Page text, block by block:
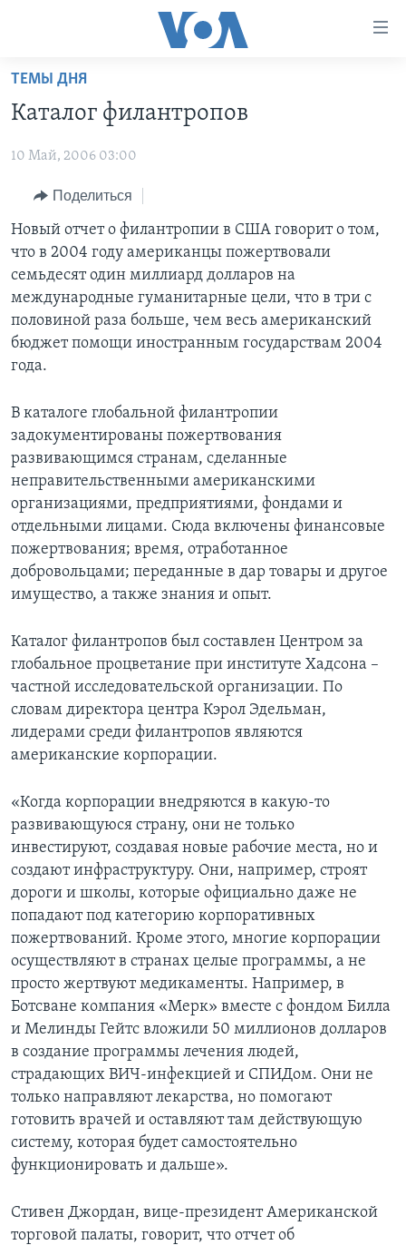
Перейти
основной
Перейти
навигации
Перейти
поиск
ПРОГРАММЫ
АМЕРИКА
НОВОСТИ ЗА МИНУТУ
ИТОГИ
ПОЧЕМУ ЭТО ВАЖНО?
ДИСКУССИЯ VOA
ДЕТАЛИ
ПРОЕКТЫ
УЧИМ АНГЛИЙСКИЙ
НАША АМЕРИКАНСКАЯ ИСТОРИЯ
А КАК В АМЕРИКЕ?
АРТЕФАКТЫ
АМЕРИКАНСКИЕ ГОРОДКИ
ЭКСПЕРТИЗА
ИНТЕРВЬЮ
ФАКТЫ ПРОТИВ ФЕЙКОВ
ЗА СВОБОДУ ПРЕССЫ
УЧИМ АНГЛИЙСКИЙ
ВИДЕО
Learning English
СОЦИАЛЬНЫЕ СЕТИ
Языки
ТЕМЫ ДНЯ
Каталог филантропов
10 Май, 2006 03:00
Поделиться
Новый отчет о филантропии в США говорит о том,
что в 2004 году американцы пожертвовали
семьдесят один миллиард долларов на
международные гуманитарные цели, что в три с
половиной раза больше, чем весь американский
бюджет помощи иностранным государствам 2004
года.
В каталоге глобальной филантропии
задокументированы пожертвования
развивающимся странам, сделанные
неправительственными американскими
организациями, предприятиями, фондами и
отдельными лицами. Сюда включены финансовые
пожертвования; время, отработанное
добровольцами; переданные в дар товары и другое
имущество, а также знания и опыт.
Каталог филантропов был составлен Центром за
глобальное процветание при институте Хадсона –
частной исследовательской организации. По
словам директора центра Кэрол Эдельман,
лидерами среди филантропов являются
американские корпорации.
«Когда корпорации внедряются в какую-то
развивающуюся страну, они не только
инвестируют, создавая новые рабочие места, но и
создают инфраструктуру. Они, например, строят
дороги и школы, которые официально даже не
попадают под категорию корпоративных
пожертвований. Кроме этого, многие корпорации
осуществляют в странах целые программы, а не
просто жертвуют медикаменты. Например, в
Ботсване компания «Мерк» вместе с фондом Билла
и Мелинды Гейтс вложили 50 миллионов долларов
в создание программы лечения людей,
страдающих ВИЧ-инфекцией и СПИДом. Они не
только направляют лекарства, но помогают
готовить врачей и оставляют там действующую
систему, которая будет самостоятельно
функционировать и дальше».
Стивен Джордан, вице-президент Американской
торговой палаты, говорит, что отчет об